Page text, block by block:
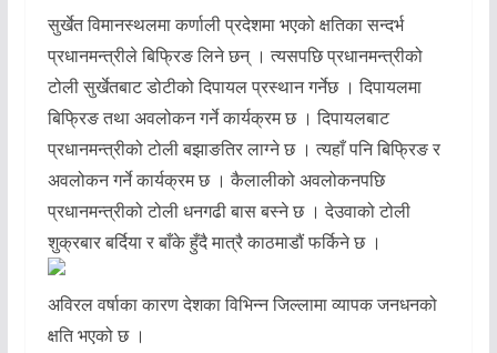
सुर्खेत विमानस्थलमा कर्णाली प्रदेशमा भएको क्षतिका सन्दर्भ
प्रधानमन्त्रीले बिफ्रिङ लिने छन् । त्यसपछि प्रधानमन्त्रीको
टोली सुर्खेतबाट डोटीको दिपायल प्रस्थान गर्नेछ । दिपायलमा
बिफ्रिङ तथा अवलोकन गर्ने कार्यक्रम छ । दिपायलबाट
प्रधानमन्त्रीको टोली बझाङतिर लाग्ने छ । त्यहाँ पनि बिफ्रिङ र
अवलोकन गर्ने कार्यक्रम छ । कैलालीको अवलोकनपछि
प्रधानमन्त्रीको टोली धनगढी बास बस्ने छ । देउवाको टोली
शुक्रबार बर्दिया र बाँके हुँदै मात्रै काठमाडौं फर्किने छ ।
अविरल वर्षाका कारण देशका विभिन्न जिल्लामा व्यापक जनधनको
क्षति भएको छ ।